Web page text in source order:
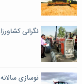
نگرانی
نوسازی سالانه 14 هزار دستگاه ماشین‌آلات کشاورزی